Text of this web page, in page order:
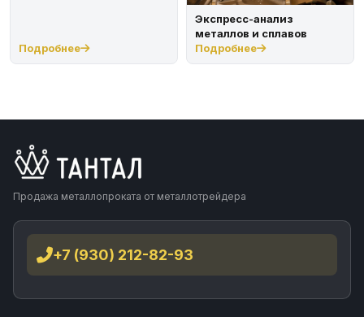
Подробнее
Экспресс-анализ
металлов и сплавов
Подробнее
Продажа металлопроката от металлотрейдера
+7 (930) 212-82-93